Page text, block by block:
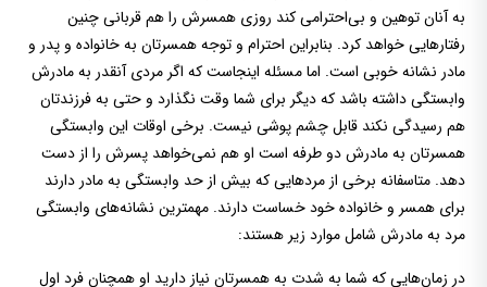
به آنان توهین و بی‌احترامی کند روزی همسرش را هم قربانی چنین
رفتارهایی خواهد کرد. بنابراین احترام و توجه همسرتان به خانواده و پدر و
مادر نشانه خوبی است. اما مسئله اینجاست که اگر مردی آنقدر به مادرش
وابستگی داشته باشد که دیگر برای شما وقت نگذارد و حتی به فرزندتان
هم رسیدگی نکند قابل چشم پوشی نیست. برخی اوقات این وابستگی
همسرتان به مادرش دو طرفه است او هم نمی‌خواهد پسرش را از دست
دهد. متاسفانه برخی از مردهایی که بیش از حد وابستگی به مادر دارند
برای همسر و خانواده خود خساست دارند. مهمترین نشانه‌های وابستگی
مرد به مادرش شامل موارد زیر هستند:
در زمان‌هایی که شما به شدت به همسرتان نیاز دارید او همچنان فرد اول